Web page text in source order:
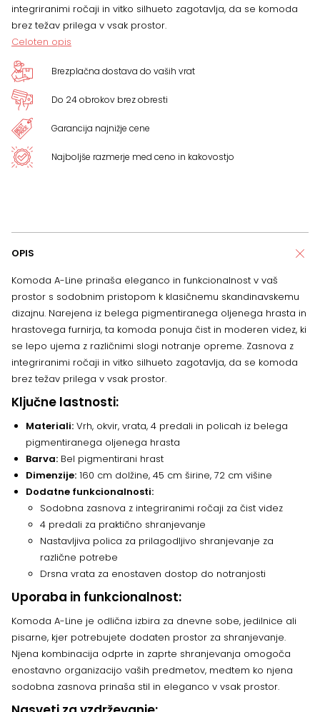
integriranimi ročaji in vitko silhueto zagotavlja, da se komoda
brez težav prilega v vsak prostor.
Celoten opis
Brezplačna dostava do vaših vrat
Do 24 obrokov brez obresti
Garancija najnižje cene
Najboljše razmerje med ceno in kakovostjo
OPIS
Komoda A-Line prinaša eleganco in funkcionalnost v vaš
prostor s sodobnim pristopom k klasičnemu skandinavskemu
dizajnu. Narejena iz belega pigmentiranega oljenega hrasta in
hrastovega furnirja, ta komoda ponuja čist in moderen videz, ki
se lepo ujema z različnimi slogi notranje opreme. Zasnova z
integriranimi ročaji in vitko silhueto zagotavlja, da se komoda
brez težav prilega v vsak prostor.
Ključne lastnosti:
Materiali: Vrh, okvir, vrata, 4 predali in policah iz belega
pigmentiranega oljenega hrasta
Barva: Bel pigmentirani hrast
Dimenzije: 160 cm dolžine, 45 cm širine, 72 cm višine
Dodatne funkcionalnosti:
Sodobna zasnova z integriranimi ročaji za čist videz
4 predali za praktično shranjevanje
Nastavljiva polica za prilagodljivo shranjevanje za
različne potrebe
Drsna vrata za enostaven dostop do notranjosti
Uporaba in funkcionalnost:
Komoda A-Line je odlična izbira za dnevne sobe, jedilnice ali
pisarne, kjer potrebujete dodaten prostor za shranjevanje.
Njena kombinacija odprte in zaprte shranjevanja omogoča
enostavno organizacijo vaših predmetov, medtem ko njena
sodobna zasnova prinaša stil in eleganco v vsak prostor.